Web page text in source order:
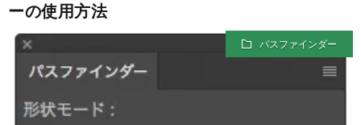
ーの使用方法
パスファインダー